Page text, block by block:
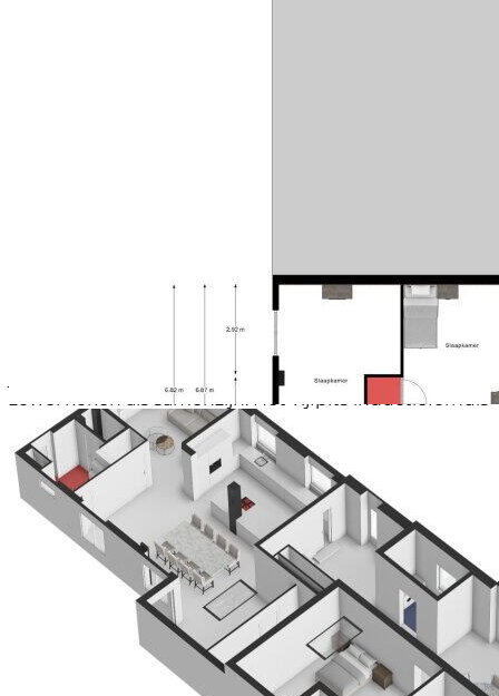
KIJKJE IN DE KEUKEN EN WOONKAMER
Via een elegante schuifdeur van melkglas loop je
door naar het hart van de woning: de leefruimte
waarin keuken en woonkamer naadloos in elkaar
overlopen. De keuken is zonder twijfel een plek waar
je wilt zijn. Een echte leefkeuken, ontworpen voor
zowel koken als samenzijn. Het vijfpits inductiefornuis
met geïntegreerde afzuiging en een slimme,
automatisch omhoogkomende spatplaat maakt
koken hier niet alleen praktisch maar ook een
beleving. De twee ovens (waarvan één combi), de op
hoogte geplaatste vaatwasser en de extra grote
koelkast zorgen voor optimaal gebruiksgemak. In de
vele donkere kasten en lades met houtmotief is er
volop ruimte voor al je keukengerei en voorraad,
terwijl de klimaatkast een luxe extra vormt voor de
liefhebber. Het aanrechtblad is van kunststof dus
makkelijk schoon te maken en te onderhouden.
Dankzij ramen aan twee zijden en een grote
lichtstraat boven het zitgedeelte baadt de keuken in